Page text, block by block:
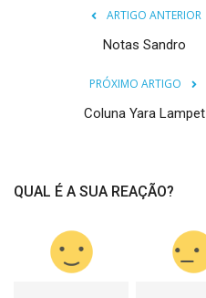
ARTIGO ANTERIOR
Notas Sandro
PRÓXIMO ARTIGO
Coluna Yara Lampet
QUAL É A SUA REAÇÃO?